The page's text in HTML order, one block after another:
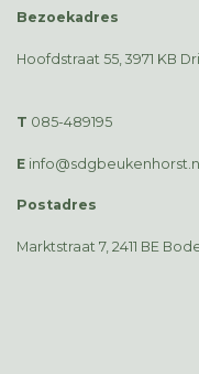
Bezoekadres
Hoofdstraat 55, 3971 KB
T 085-489195
E info@sdgbeukenhorst.nl
Postadres
Marktstraat 7, 2411 BE